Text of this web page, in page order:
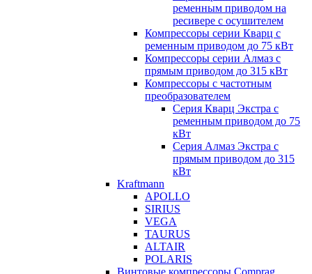
ременным приводом на
ресивере с осушителем
Компрессоры серии Кварц с
ременным приводом до 75 кВт
Компрессоры серии Алмаз с
прямым приводом до 315 кВт
Компрессоры с частотным
преобразователем
Серия Кварц Экстра с
ременным приводом до 75
кВт
Серия Алмаз Экстра с
прямым приводом до 315
кВт
Kraftmann
APOLLO
SIRIUS
VEGA
TAURUS
ALTAIR
POLARIS
Винтовые компрессоры Comprag